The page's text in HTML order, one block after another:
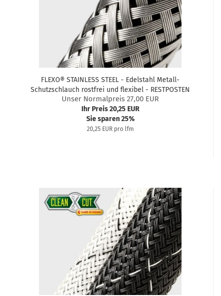
FLEXO® STAINLESS STEEL - Edelstahl Metall-
Schutzschlauch rostfrei und flexibel - RESTPOSTEN
Unser Normalpreis 27,00 EUR
Ihr Preis 20,25 EUR
Sie sparen 25%
20,25 EUR pro lfm